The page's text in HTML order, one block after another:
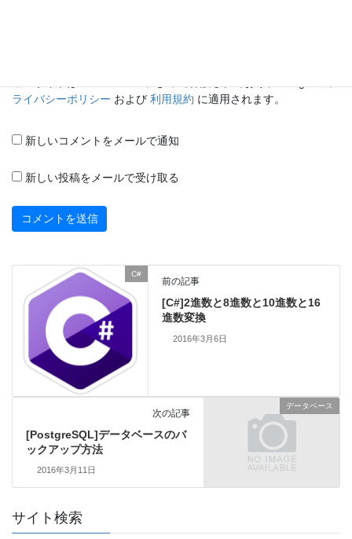
ライバシーポリシー および 利用規約 に適用されます。
新しいコメントをメールで通知
新しい投稿をメールで受け取る
C#
前の記事
[C#]2進数と8進数と10進数と16
進数変換
2016年3月6日
データベース
次の記事
[PostgreSQL]データベースのバ
ックアップ方法
2016年3月11日
サイト検索